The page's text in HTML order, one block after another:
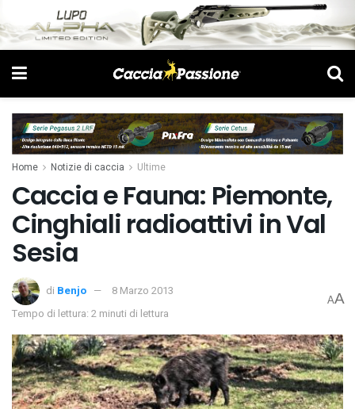
Home Notizie di caccia Ultime
Caccia e Fauna: Piemonte,
Cinghiali radioattivi in Val
Sesia
di Benjo
8 Marzo 2013
Tempo di lettura: 2 minuti di lettura
AA